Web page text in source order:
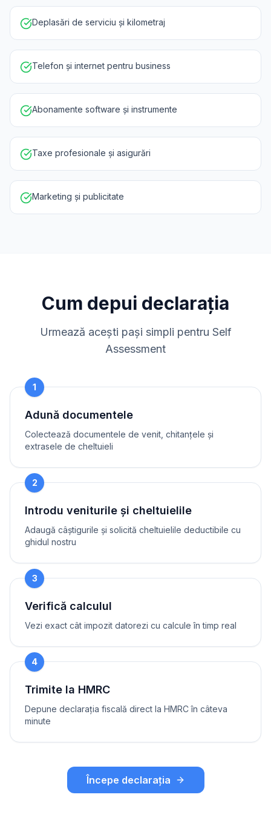
Deplasări de serviciu și kilometraj
Telefon și internet pentru business
Abonamente software și instrumente
Taxe profesionale și asigurări
Marketing și publicitate
Cum depui declarația
Urmează acești pași simpli pentru Self
Assessment
1
Adună documentele
Colectează documentele de venit, chitanțele și
extrasele de cheltuieli
2
Introdu veniturile și cheltuielile
Adaugă câștigurile și solicită cheltuielile deductibile cu
ghidul nostru
3
Verifică calculul
Vezi exact cât impozit datorezi cu calcule în timp real
4
Trimite la HMRC
Depune declarația fiscală direct la HMRC în câteva
minute
Începe declarația